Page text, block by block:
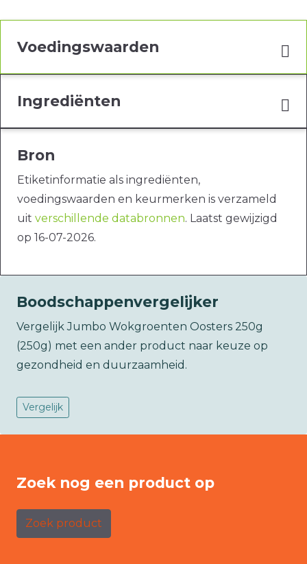
Voedingswaarden
Ingrediënten
Bron
Etiketinformatie als ingrediënten,
voedingswaarden en keurmerken is verzameld
uit verschillende databronnen. Laatst gewijzigd
op 16-07-2026.
Boodschappenvergelijker
Vergelijk Jumbo Wokgroenten Oosters 250g
(250g) met een ander product naar keuze op
gezondheid en duurzaamheid.
Vergelijk
Zoek nog een product op
Zoek product